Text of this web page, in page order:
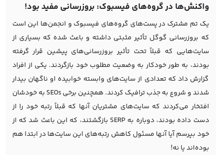
واکنش‌ها در گروه‌های فیسبوک: بروزرسانی مفید بود!
یک تم مشترک در پست‌های گروه‌های فیسبوک و انجمن‌ها این است
که بروزرسانی گوگل تأثیر مثبتی داشته و باعث شده که بسیاری از
سایت‌هایی که قبلاً تحت تأثیر بروزرسانی‌های پیشین قرار گرفته
بودند، به طور خودکار به وضعیت مطلوب خود بازگردند. یکی از افراد
گزارش داد که تعدادی از سایت‌های وابسته خوابیده او ناگهان بیدار
شدند و شروع به جذب ترافیک کردند. همچنین برخی SEOs به خودشان
افتخار می‌کردند که سایت‌های مشتریان آنها که قبلاً رتبه خود را از
دست داده بودند، دوباره به SERP بازگشتند، که این باعث شد که از
خود بپرسم آیا آنها مسئول کاهش رتبه‌های این سایت‌ها در ابتدا هم
بوده‌اند یا نه!